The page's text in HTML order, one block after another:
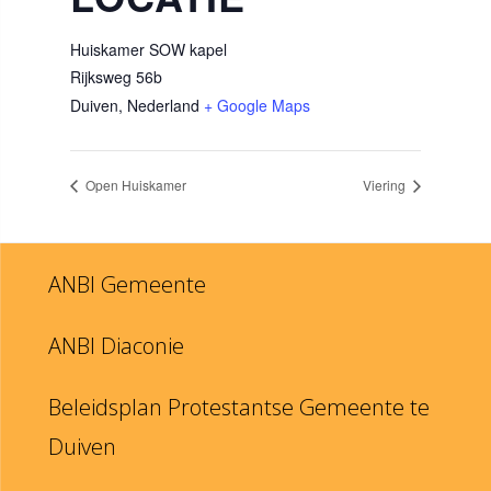
Huiskamer SOW kapel
Rijksweg 56b
Duiven, Nederland + Google Maps
Open Huiskamer Viering
ANBI Gemeente
ANBI Diaconie
Beleidsplan Protestantse Gemeente te
Duiven